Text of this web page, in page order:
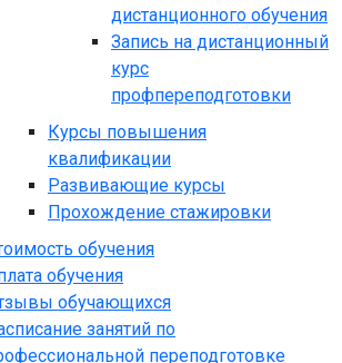
дистанционного обучения
Запись на дистанционный
курс
профпереподготовки
Курсы повышения
квалификации
Развивающие курсы
Прохождение стажировки
обучения
обучения
обучающихся
занятий по
переподготовке